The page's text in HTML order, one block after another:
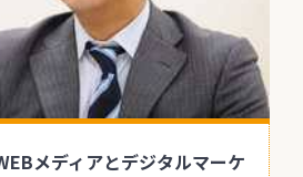
メディアとデジタルマーケ